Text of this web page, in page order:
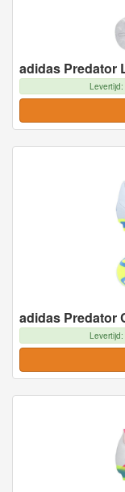
Levertijd:
Levertijd: